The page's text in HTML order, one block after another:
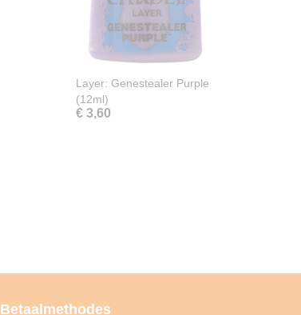
Layer: Genestealer Purple
(12ml)
€ 3,60
Betaalmethodes